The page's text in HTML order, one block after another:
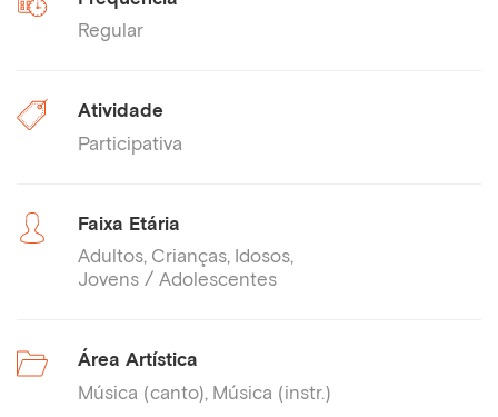
Regular
Atividade
Participativa
Faixa Etária
Adultos Crianças Idosos
Jovens / Adolescentes
Área Artística
Música (canto) Música (instr.)